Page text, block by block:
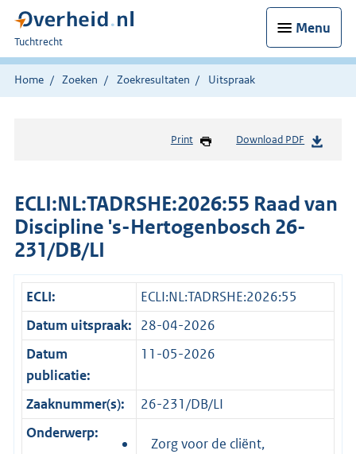
Menu
U
bent
hier:
Tuchtrecht
Home Zoeken Zoekresultaten Uitspraak
Print Download PDF
ECLI:NL:TADRSHE:2026:55 Raad van
Discipline 's-Hertogenbosch 26-
231/DB/LI
ECLI:
ECLI:NL:TADRSHE:2026:55
Datum uitspraak: 28-04-2026
Datum
publicatie:
11-05-2026
Zaaknummer(s):
26-231/DB/LI
Onderwerp:
Zorg voor de cliënt,